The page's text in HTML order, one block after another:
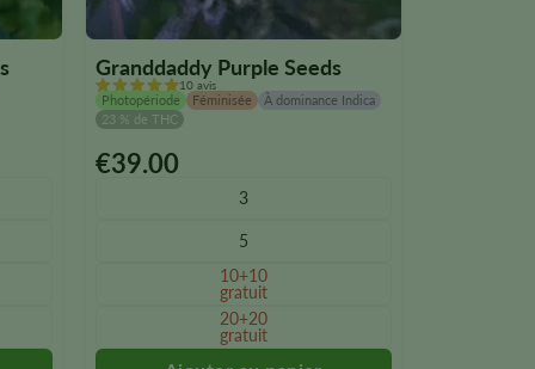
Granddaddy Purple Seeds
10 avis
Photopériode Féminisée
À dominance Indica
23 % de THC
€39.00
3
5
10+10
gratuit
20+20
gratuit
Ce
pouvez